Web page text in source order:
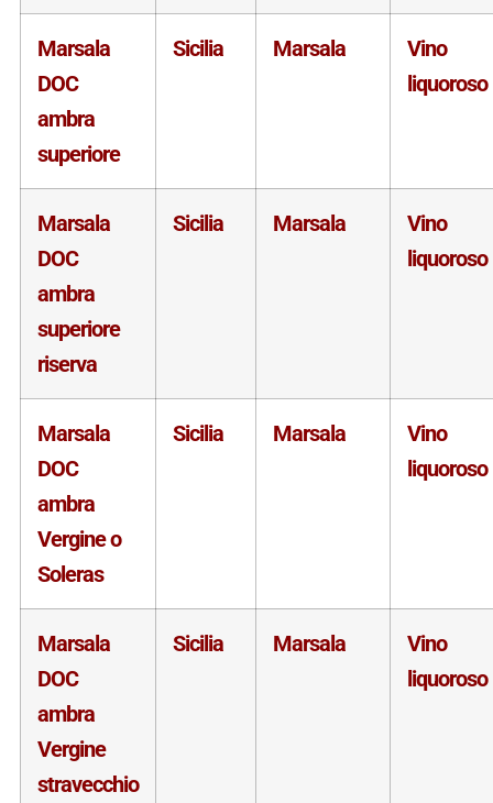
Marsala
DOC
ambra
superiore
Sicilia Marsala
Vino
liquoroso
Marsala
DOC
ambra
superiore
riserva
Sicilia Marsala
Vino
liquoroso
Marsala
DOC
ambra
Vergine o
Soleras
Sicilia Marsala
Vino
liquoroso
Marsala
DOC
ambra
Vergine
stravecchio
Sicilia Marsala
Vino
liquoroso